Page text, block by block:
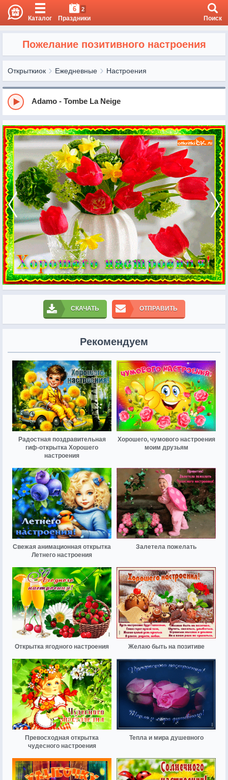
Каталог
6 2
Праздники Поиск
Пожелание позитивного настроения
Открыткиок Ежедневные Настроения
Adamo - Tombe La Neige
СКАЧАТЬ ОТПРАВИТЬ
Рекомендуем
Радостная поздравительная
гиф-открытка Хорошего
настроения
Хорошего, чумового настроения
моим друзьям
Свежая анимационная открытка
Летнего настроения
Залетела пожелать
Открытка ягодного настроения Желаю быть на позитиве
Превосходная открытка
чудесного настроения
Тепла и мира душевного